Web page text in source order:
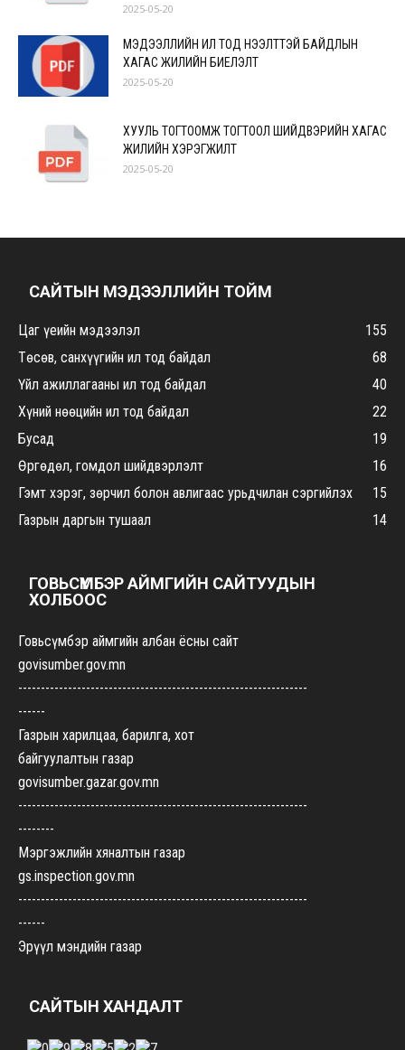
2025-05-20
МЭДЭЭЛЛИЙН ИЛ ТОД НЭЭЛТТЭЙ БАЙДЛЫН
ХАГАС ЖИЛИЙН БИЕЛЭЛТ
2025-05-20
ХУУЛЬ ТОГТООМЖ ТОГТООЛ ШИЙДВЭРИЙН ХАГАС
ЖИЛИЙН ХЭРЭГЖИЛТ
2025-05-20
САЙТЫН МЭДЭЭЛЛИЙН ТОЙМ
Цаг үеийн мэдээлэл
155
Төсөв, санхүүгийн ил тод байдал
68
Үйл ажиллагааны ил тод байдал
40
Хүний нөөцийн ил тод байдал
22
Бусад
19
Өргөдөл, гомдол шийдвэрлэлт
16
Гэмт хэрэг, зөрчил болон авлигаас урьдчилан сэргийлэх
15
Газрын даргын тушаал
14
ГОВЬСҮМБЭР АЙМГИЙН САЙТУУДЫН
ХОЛБООС
Говьсүмбэр аймгийн албан ёсны сайт
govisumber.gov.mn
----------------------------------------------------------------
------
Газрын харилцаа, барилга, хот
байгуулалтын газар
govisumber.gazar.gov.mn
----------------------------------------------------------------
--------
Мэргэжлийн хяналтын газар
gs.inspection.gov.mn
----------------------------------------------------------------
------
Эрүүл мэндийн газар
----------------------------------------------------------------
-------
Хүнс, хөдөө аж ахуйн газар
САЙТЫН ХАНДАЛТ